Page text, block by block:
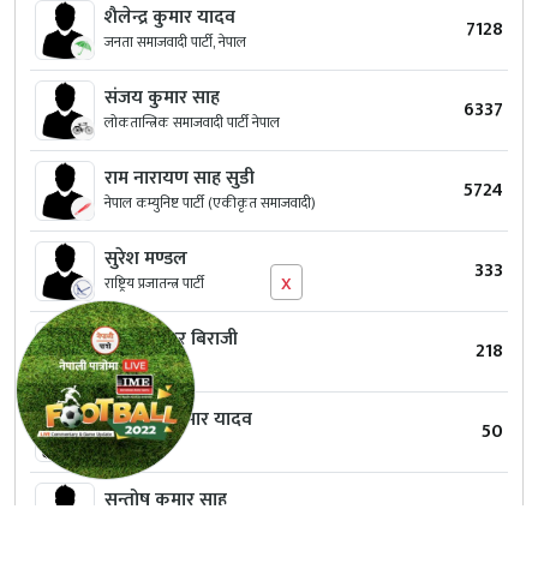
शैलेन्द्र कुमार यादव
जनता समाजवादी पार्टी, नेपाल 7128
संजय कुमार साह
लोकतान्त्रिक समाजवादी पार्टी नेपाल 6337
राम नारायण साह सुडी
नेपाल कम्युनिष्ट पार्टी (एकीकृत समाजवादी) 5724
सुरेश मण्डल
राष्ट्रिय प्रजातन्त्र पार्टी 333
रंजित कुमार बिराजी
स्वतन्त्र 218
चन्द्र दिप कुमार यादव
स्वतन्त्र 50
सन्तोष कुमार साह
x